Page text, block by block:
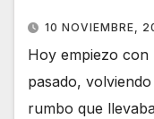
10 NOVIEMBRE,
Hoy empiezo con
pasado,
rumbo que